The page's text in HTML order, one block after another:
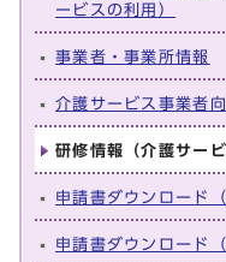
ービスの利用）
事業者・事業所情報
介護サービス事業者
研修情報（介護サー
申請書ダウンロード
申請書ダウンロード